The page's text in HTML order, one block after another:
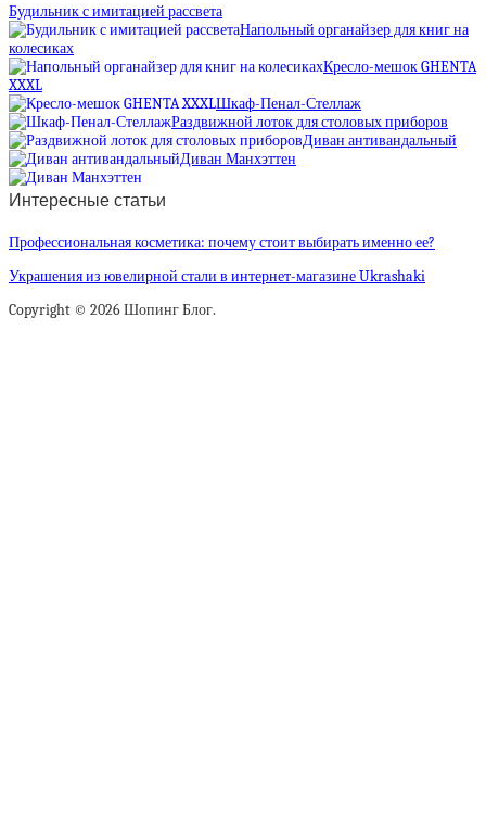
Будильник с имитацией рассвета
Напольный органайзер для книг на
колесиках
Кресло-мешок GHENTA
XXXL
Шкаф-Пенал-Стеллаж
Раздвижной лоток для столовых приборов
Диван антивандальный
Диван Манхэттен
Интересные статьи
Профессиональная косметика: почему стоит выбирать именно ее?
Украшения из ювелирной стали в интернет-магазине Ukrashaki
Copyright © 2026 Шопинг Блог.